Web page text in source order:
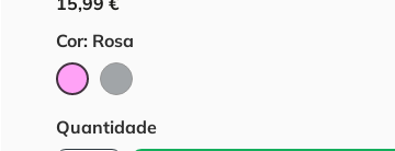
Cor: Rosa
Rosa Cinzento
Quantidade